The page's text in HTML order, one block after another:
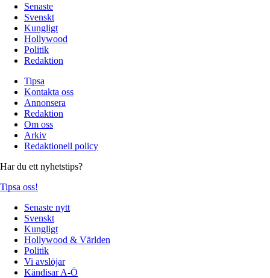
Senaste
Svenskt
Kungligt
Hollywood
Politik
Redaktion
Tipsa
Kontakta oss
Annonsera
Redaktion
Om oss
Arkiv
Redaktionell policy
Har du ett nyhetstips?
Tipsa oss!
Senaste nytt
Svenskt
Kungligt
Hollywood & Världen
Politik
Vi avslöjar
Kändisar A-Ö